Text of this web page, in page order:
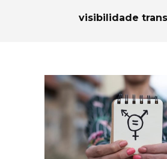
visibilidade